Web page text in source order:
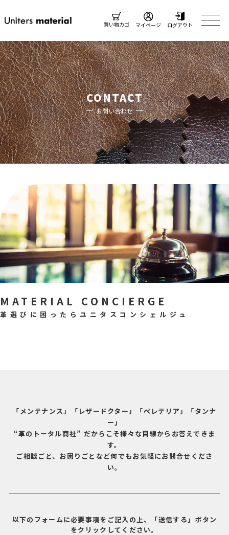
買い物カゴ マイページ ログアウト
CONTACT
お問い合わせ
MATERIAL CONCIERGE
革選びに困ったらユニタスコンシェルジュ
「メンテナンス」「レザードクター」「ペレテリア」「タンナ
ー」
“革のトータル商社” だからこそ様々な目線からお答えできま
す。
ご相談ごと、お困りごとなど何でもお気軽にお問合せくださ
い。
以下のフォームに必要事項をご記入の上、「送信する」ボタン
をクリックしてください。